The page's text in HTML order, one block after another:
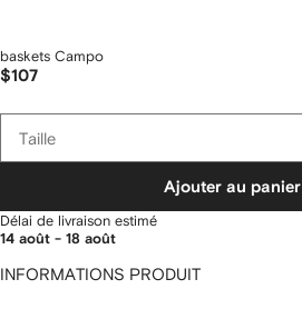
baskets Campo
$107
Taille
Ajouter au panier
Délai de livraison estimé
14 août - 18 août
INFORMATIONS PRODUIT